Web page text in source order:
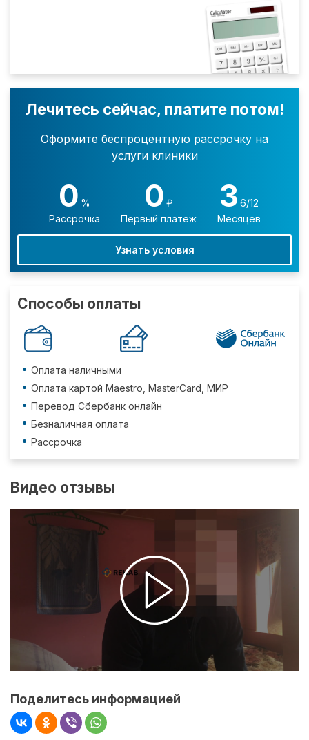
Лечитесь сейчас, платите потом!
Оформите беспроцентную рассрочку на
услуги клиники
0 %
Рассрочка
0 ₽
Первый платеж
3 6/12
Месяцев
Узнать условия
Способы оплаты
Оплата наличными
Оплата картой Maestro, MasterCard, МИР
Перевод Сбербанк онлайн
Безналичная оплата
Рассрочка
Видео отзывы
Поделитесь информацией